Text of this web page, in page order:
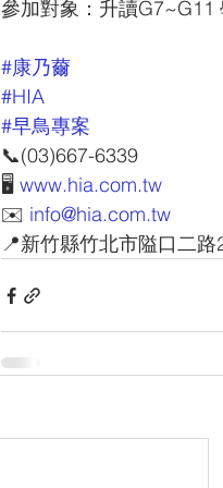
參加對象：升讀G7~G11
#康乃薾
#HIA
#早鳥專案
📞(03)667-6339
🖥 www.hia.com.tw
✉️ info@hia.com.tw
📍新竹縣竹北市隘口二路